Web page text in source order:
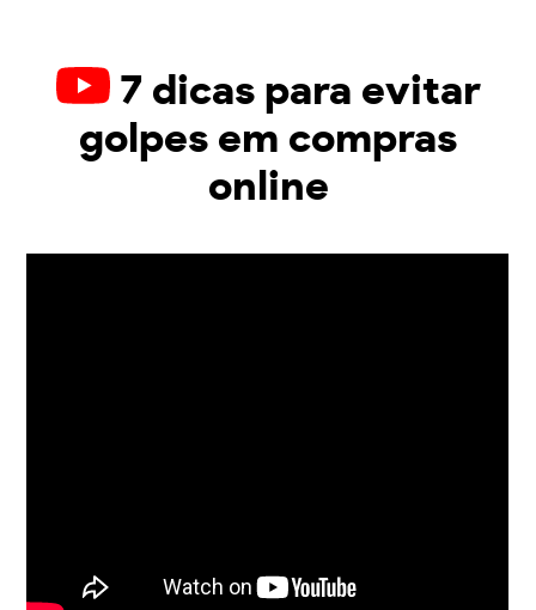
7 dicas para evitar
golpes em compras
online